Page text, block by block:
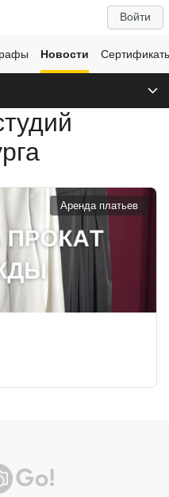
Войти
Новости
Аренда платьев